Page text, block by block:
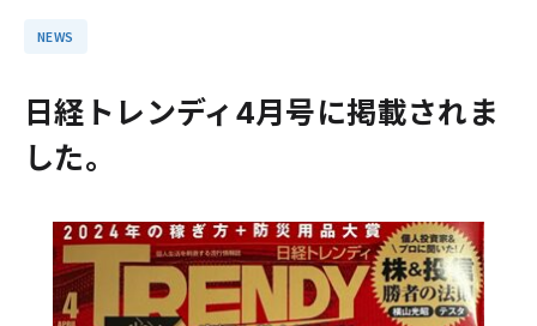
NEWS
日経トレンディ4月号に掲載されま
した。